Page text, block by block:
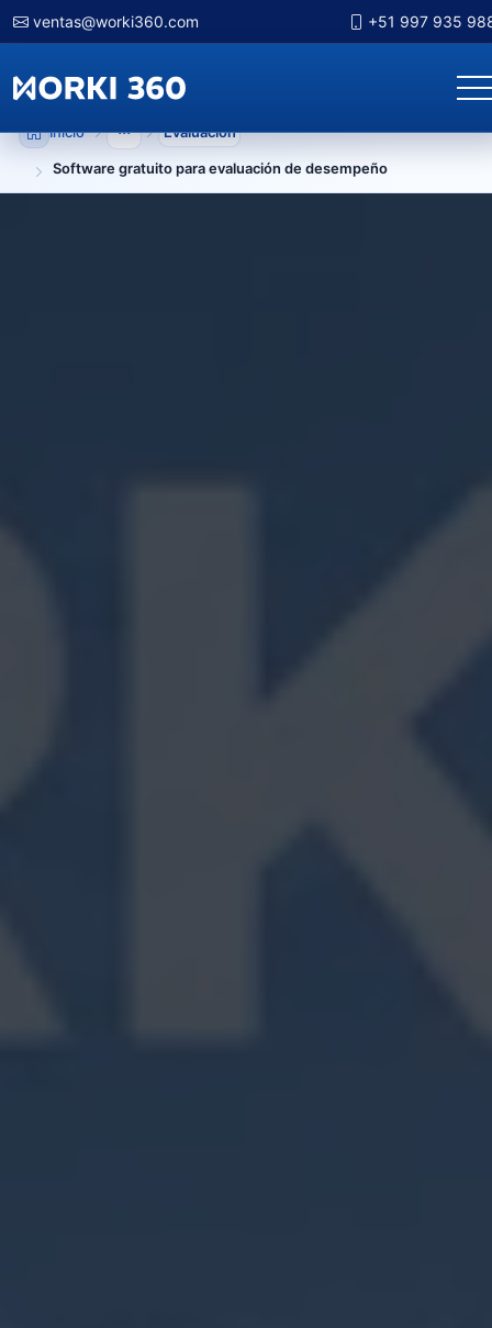
ventas@worki360.com +51 997 935
Inicio Mostrar niveles anteriores
Evaluacion
Software gratuito para evaluación de desempeño